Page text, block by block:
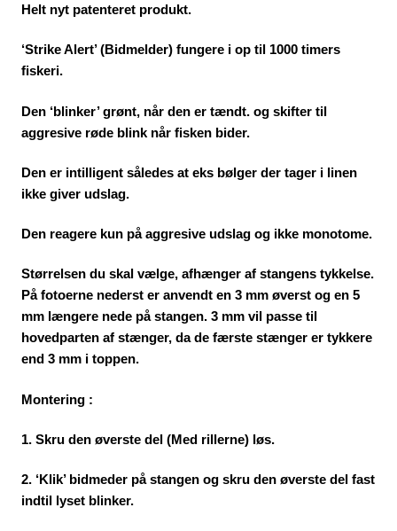
Helt nyt patenteret produkt.
‘Strike Alert’ (Bidmelder) fungere i op til 1000 timers
fiskeri.
Den ‘blinker’ grønt, når den er tændt. og skifter til
aggresive røde blink når fisken bider.
Den er intilligent således at eks bølger der tager i linen
ikke giver udslag.
Den reagere kun på aggresive udslag og ikke monotome.
Størrelsen du skal vælge, afhænger af stangens tykkelse.
På fotoerne nederst er anvendt en 3 mm øverst og en 5
mm længere nede på stangen. 3 mm vil passe til
hovedparten af stænger, da de færste stænger er tykkere
end 3 mm i toppen.
Montering :
1. Skru den øverste del (Med rillerne) løs.
2. ‘Klik’ bidmeder på stangen og skru den øverste del fast
indtil lyset blinker.